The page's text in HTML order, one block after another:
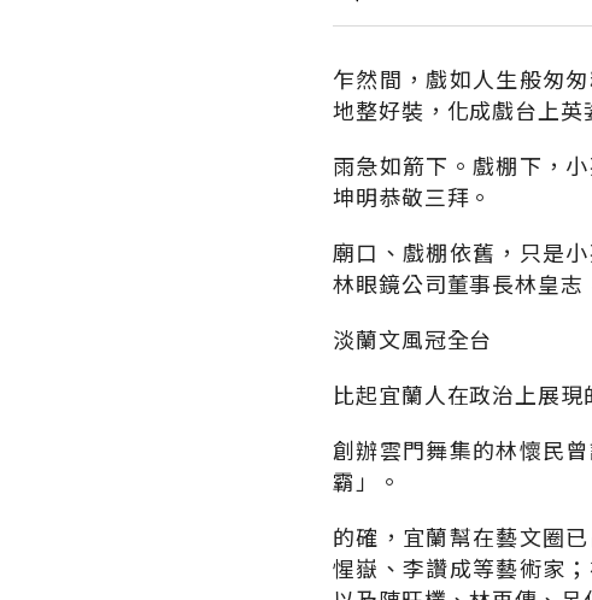
乍然間，戲如人生般匆
地整好裝，化成戲台上英
雨急如箭下。戲棚下，
坤明恭敬三拜。
廟口、戲棚依舊，只是
林眼鏡公司董事長林皇志
淡蘭文風冠全台
比起宜蘭人在政治上展
創辦雲門舞集的林懷民
霸」。
的確，宜蘭幫在藝文圈
惺嶽、李讚成等藝術家